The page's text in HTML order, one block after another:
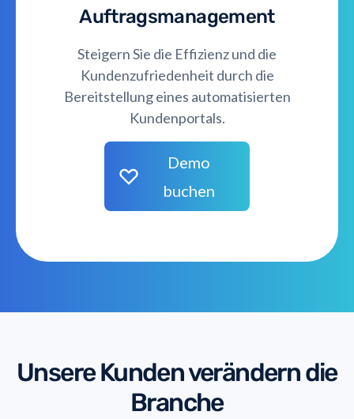
Auftragsmanagement
Steigern Sie die Effizienz und die
Kundenzufriedenheit durch die
Bereitstellung eines automatisierten
Kundenportals.
Demo
buchen
Unsere Kunden verändern die
Branche